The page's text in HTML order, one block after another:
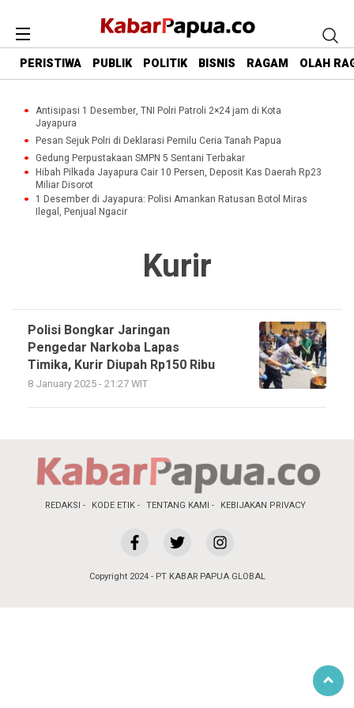
PERISTIWA PUBLIK POLITIK BISNIS RAGAM OLAH
Antisipasi 1 Desember, TNI Polri Patroli 2×24 jam di Kota
Jayapura
Pesan Sejuk Polri di Deklarasi Pemilu Ceria Tanah Papua
Gedung Perpustakaan SMPN 5 Sentani Terbakar
Hibah Pilkada Jayapura Cair 10 Persen, Deposit Kas Daerah Rp23
Miliar Disorot
1 Desember di Jayapura: Polisi Amankan Ratusan Botol Miras
Ilegal, Penjual Ngacir
Kurir
Polisi Bongkar Jaringan
Pengedar Narkoba Lapas
Timika, Kurir Diupah Rp150 Ribu
8 January 2025 - 21:27 WIT
REDAKSI KODE ETIK TENTANG KAMI KEBIJAKAN PRIVACY
Copyright 2024 - PT KABAR PAPUA GLOBAL